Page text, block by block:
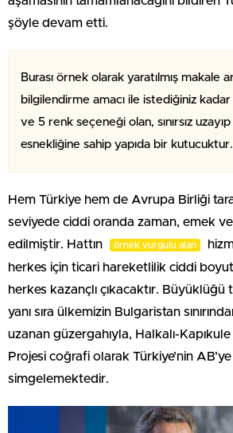
şöyle devam etti.
Burası örnek olarak yaratılmış makale
bilgilendirme amacı ile istediğiniz
ve 5 renk seçeneği olan, sınırsız uzayıp
esnekliğine sahip yapıda bir kutucuktur.
Hem Türkiye hem de Avrupa Birliği
seviyede ciddi oranda zaman, emek
edilmiştir. Hattın
örnek vurgulu alan
herkes için ticari hareketlilik ciddi
herkes kazançlı çıkacaktır.
yanı sıra ülkemizin Bulgaristan
uzanan güzergahıyla, Halkalı-
Projesi coğrafi olarak Türkiye’nin
simgelemektedir.